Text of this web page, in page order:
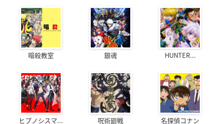
暗殺教室 銀魂 HUNTER...
ヒプノシスマ... 呪術廻戦 名探偵コナン